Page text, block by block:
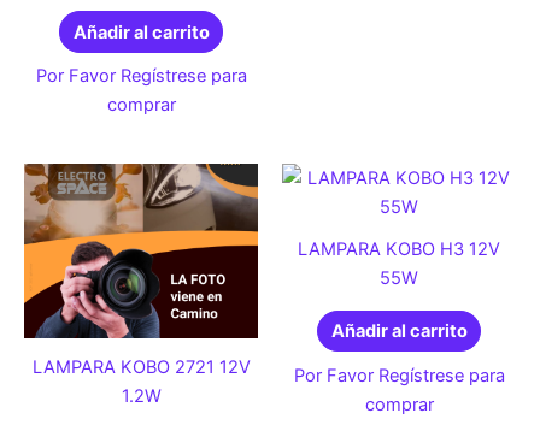
Añadir al carrito
Por Favor Regístrese para
comprar
LAMPARA KOBO 2721 12V
1.2W
LAMPARA KOBO H3 12V
55W
Añadir al carrito
Por Favor Regístrese para
comprar